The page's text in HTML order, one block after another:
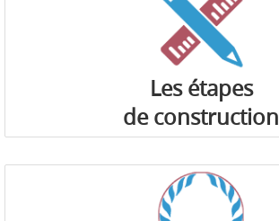
Les étapes
de construction